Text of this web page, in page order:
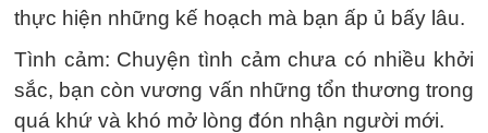
thực hiện những kế hoạch mà bạn ấp ủ bấy lâu.
Tình cảm: Chuyện tình cảm chưa có nhiều khởi
sắc, bạn còn vương vấn những tổn thương trong
quá khứ và khó mở lòng đón nhận người mới.